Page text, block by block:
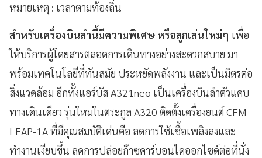
หมายเหตุ : เวลาตามท้องถิ่น
สำหรับเครื่องบินลำนี้มีความพิเศษ หรือลูกเล่นใหม่ๆ เพื่อ
ให้บริการผู้โดยสารตลอดการเดินทางอย่างสะดวกสบาย มา
พร้อมเทคโนโลยีที่ทันสมัย ประหยัดพลังงาน และเป็นมิตรต่อ
สิ่งแวดล้อม อีกทั้งแอร์บัส A321neo เป็นเครื่องบินลำตัวแคบ
ทางเดินเดียว รุ่นใหม่ในตระกูล A320 ติดตั้งเครื่องยนต์ CFM
LEAP-1A ที่มีคุณสมบัติเด่นคือ ลดการใช้เชื้อเพลิงลงและ
ทำงานเงียบขึ้น ลดการปล่อยก๊าซคาร์บอนไดออกไซด์ต่อที่นั่ง